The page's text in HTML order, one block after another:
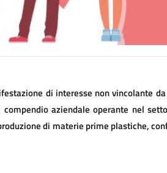
di interesse non vincolante
aziendale operante nel
di materie prime plastiche,